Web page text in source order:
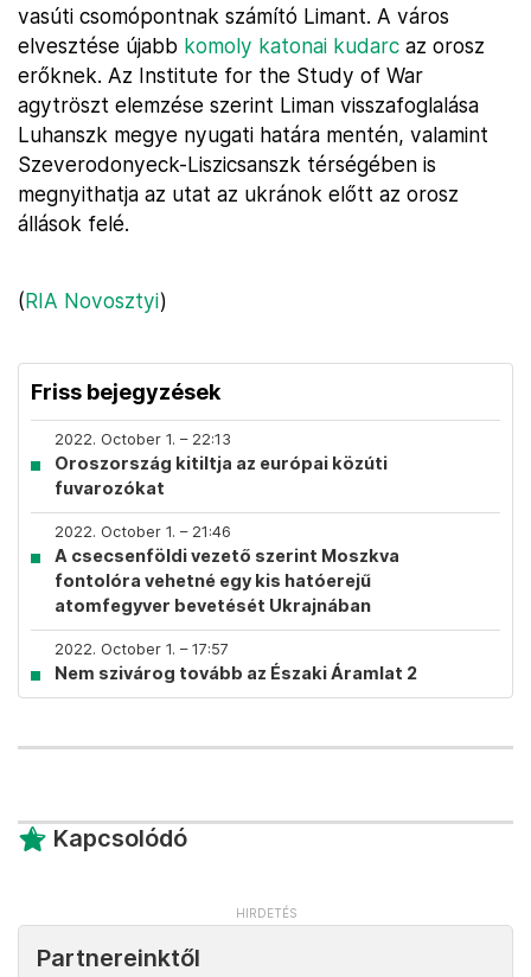
vasúti csomópontnak számító Limant. A város
elvesztése újabb komoly katonai kudarc az orosz
erőknek. Az Institute for the Study of War
agytröszt elemzése szerint Liman visszafoglalása
Luhanszk megye nyugati határa mentén, valamint
Szeverodonyeck-Liszicsanszk térségében is
megnyithatja az utat az ukránok előtt az orosz
állások felé.
(RIA Novosztyi)
Friss bejegyzések
2022. October 1. – 22:13
Oroszország kitiltja az európai közúti
fuvarozókat
2022. October 1. – 21:46
A csecsenföldi vezető szerint Moszkva
fontolóra vehetné egy kis hatóerejű
atomfegyver bevetését Ukrajnában
2022. October 1. – 17:57
Nem szivárog tovább az Északi Áramlat 2
Kapcsolódó
Partnereinktől